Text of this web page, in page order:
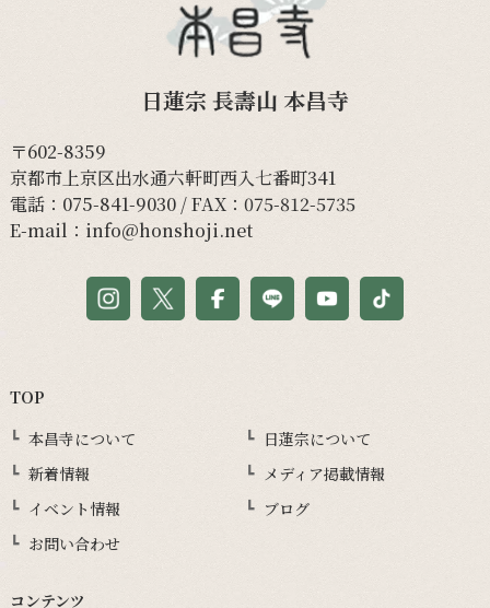
日蓮宗 長壽山 本昌寺
〒602-8359
京都市上京区出水通六軒町西入七番町341
電話： 075-841-9030/ FAX：075-812-5735
E-mail： info@honshoji.net
TOP
本昌寺について
日蓮宗について
新着情報
メディア掲載情報
イベント情報
ブログ
お問い合わせ
コンテンツ